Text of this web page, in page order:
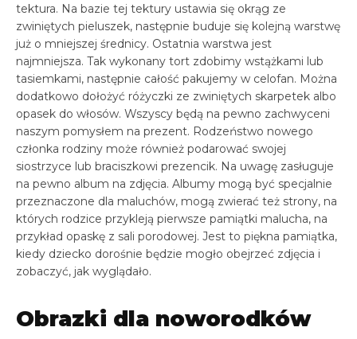
tektura. Na bazie tej tektury ustawia się okrąg ze
zwiniętych pieluszek, następnie buduje się kolejną warstwę
już o mniejszej średnicy. Ostatnia warstwa jest
najmniejsza. Tak wykonany tort zdobimy wstążkami lub
tasiemkami, następnie całość pakujemy w celofan. Można
dodatkowo dołożyć różyczki ze zwiniętych skarpetek albo
opasek do włosów. Wszyscy będą na pewno zachwyceni
naszym pomysłem na prezent. Rodzeństwo nowego
członka rodziny może również podarować swojej
siostrzyce lub braciszkowi prezencik. Na uwagę zasługuje
na pewno album na zdjęcia. Albumy mogą być specjalnie
przeznaczone dla maluchów, mogą zwierać też strony, na
których rodzice przykleją pierwsze pamiątki malucha, na
przykład opaskę z sali porodowej. Jest to piękna pamiątka,
kiedy dziecko dorośnie będzie mogło obejrzeć zdjęcia i
zobaczyć, jak wyglądało.
Obrazki dla noworodków